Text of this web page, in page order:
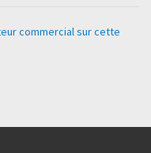
commercial sur cette